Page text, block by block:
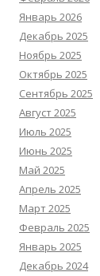
Январь 2026
Декабрь 2025
Ноябрь 2025
Октябрь 2025
Сентябрь 2025
Август 2025
Июль 2025
Июнь 2025
Май 2025
Апрель 2025
Март 2025
Февраль 2025
Январь 2025
Декабрь 2024